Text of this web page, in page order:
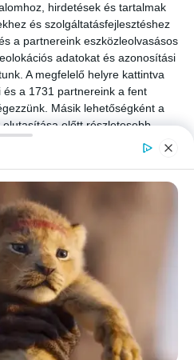
hirdetések és tartalmak
és szolgáltatásfejlesztéshez
a partnereink eszközleolvasásos
adatokat és azonosítási
A megfelelő helyre kattintva
a 1731 partnereink a fent
Másik lehetőségként a
előtt részletesebb
beállításait.
adatainak bizonyos
adatkezelés ellen. A
érvényesek. Bármikor
vagy visszavonhatja
az oldalra, és rákattint az oldal
gombra.